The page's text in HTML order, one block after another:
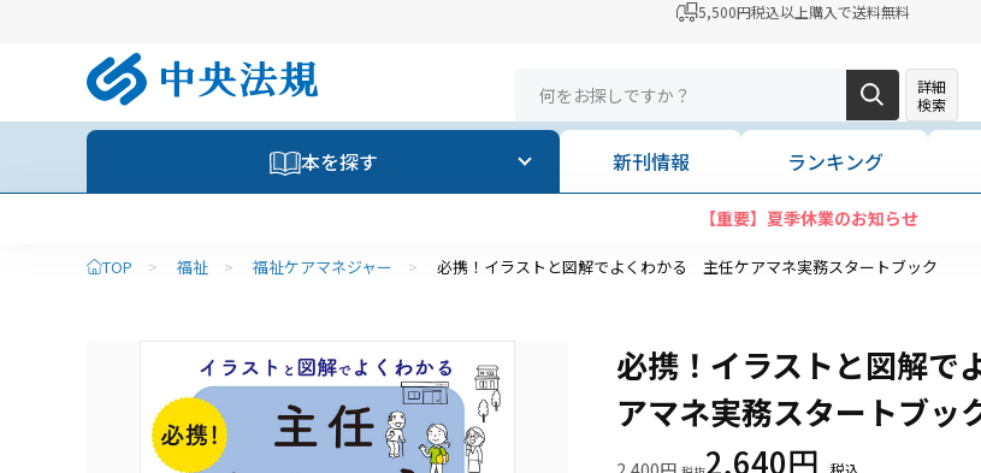
5,500円税込以上購入で送料無料
詳細
検索
本を探す 新刊情報 ランキング
【重要】夏季休業のお知らせ
TOP > 福祉 > 福祉ケアマネジャー > 必携！イラストと図解でよくわかる 主任ケアマネ実務スタートブック
必携！イラストと図解
アマネ実務スタートブッ
2,640円